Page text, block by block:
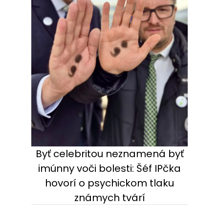
Byť celebritou neznamená byť
imúnny voči bolesti: Šéf IPčka
hovorí o psychickom tlaku
známych tvárí